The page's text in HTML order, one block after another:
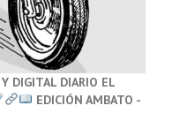
Y DIGITAL DIARIO EL
EDICIÓN AMBATO -